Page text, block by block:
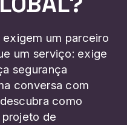
um parceiro
um serviço: exige
segurança
conversa com
como
de